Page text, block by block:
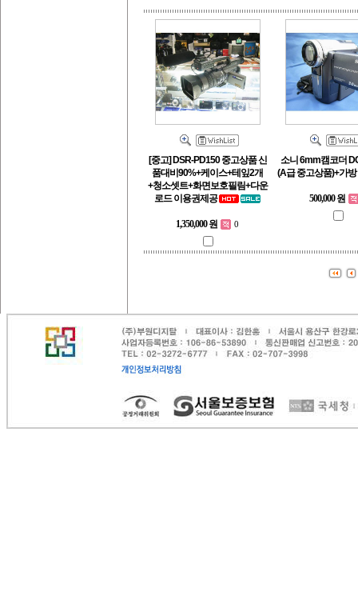
[중고] DSR-PD150 중고상품 신
품대비90%+케이스+테잎2개
+청소셋트+화면보호필림+다운
로드 이용권제공
1,350,000 원 0
소니 6mm캠코더
(A급 중고상품)+가방
500,000 원